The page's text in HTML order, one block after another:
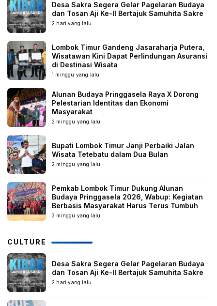
Desa Sakra Segera Gelar Pagelaran Budaya
dan Tosan Aji Ke-II Bertajuk Samuhita Sakre
2 hari yang lalu
Lombok Timur Gandeng Jasaraharja Putera,
Wisatawan Kini Dapat Perlindungan Asuransi
di Destinasi Wisata
1 minggu yang lalu
Alunan Budaya Pringgasela Raya X Dorong
Pelestarian Identitas dan Ekonomi
Masyarakat
2 minggu yang lalu
Bupati Lombok Timur Janji Perbaiki Jalan
Wisata Tetebatu dalam Dua Bulan
2 minggu yang lalu
Pemkab Lombok Timur Dukung Alunan
Budaya Pringgasela 2026, Wabup: Kegiatan
Berbasis Masyarakat Harus Terus Tumbuh
3 minggu yang lalu
CULTURE
Desa Sakra Segera Gelar Pagelaran Budaya
dan Tosan Aji Ke-II Bertajuk Samuhita Sakre
2 hari yang lalu